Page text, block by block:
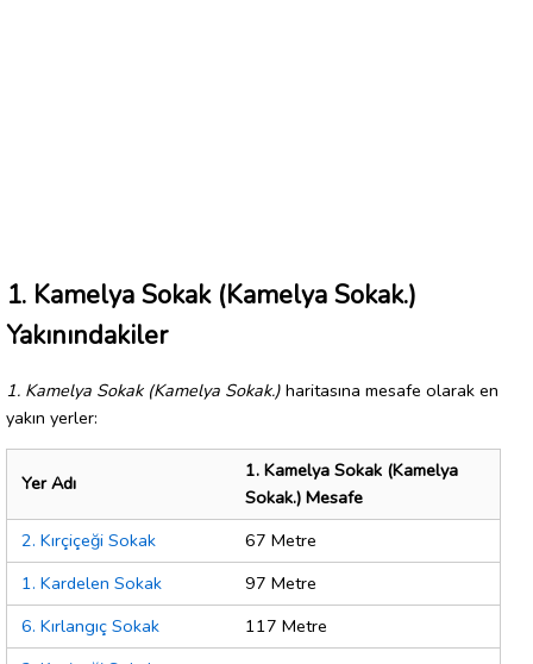
1. Kamelya Sokak (Kamelya Sokak.)
Yakınındakiler
1. Kamelya Sokak (Kamelya Sokak.) haritasına mesafe olarak en
yakın yerler:
Yer Adı
1. Kamelya Sokak (Kamelya
Sokak.) Mesafe
2. Kırçiçeği Sokak
67 Metre
1. Kardelen Sokak
97 Metre
6. Kırlangıç Sokak
117 Metre